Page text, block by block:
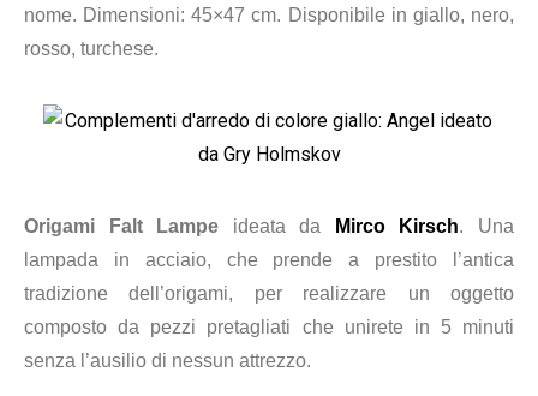
nome. Dimensioni: 45×47 cm. Disponibile in giallo, nero,
rosso, turchese.
Origami Falt Lampe ideata da Mirco Kirsch. Una
lampada in acciaio, che prende a prestito l’antica
tradizione dell’origami, per realizzare un oggetto
composto da pezzi pretagliati che unirete in 5 minuti
senza l’ausilio di nessun attrezzo.